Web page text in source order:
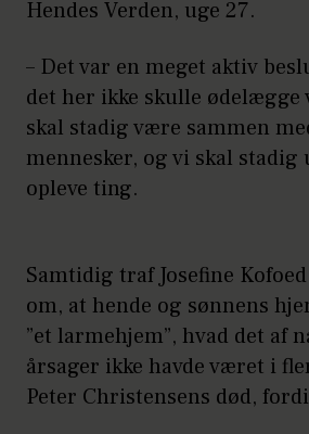
Hendes Verden, uge 27.
– Det var en meget aktiv
det her ikke skulle ødelægge
skal stadig være sammen
mennesker, og vi skal stadig
opleve ting.
Samtidig traf Josefine
om, at hende og sønnens
”et larmehjem”, hvad det af
årsager ikke havde været i
Peter Christensens død,